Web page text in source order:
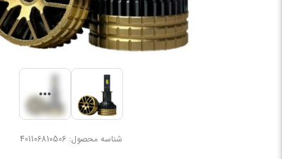
شناسه محصول:401106810506